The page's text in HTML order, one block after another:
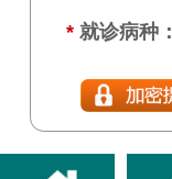
* 就诊病种：